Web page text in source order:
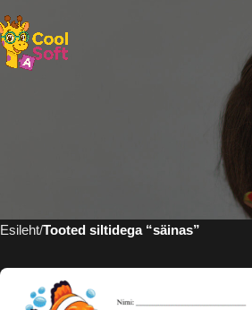
Esileht Tooted siltidega “säinas”